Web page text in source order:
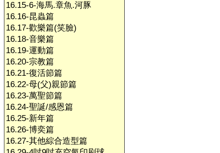
16.15-6-海馬.章魚.河豚
16.16-昆蟲篇
16.17-歡樂篇(笑臉)
16.18-音樂篇
16.19-運動篇
16.20-宗教篇
16.21-復活節篇
16.22-母(父)親節篇
16.23-萬聖節篇
16.24-聖誕/感恩篇
16.25-新年篇
16.26-博奕篇
16.27-其他綜合造型篇